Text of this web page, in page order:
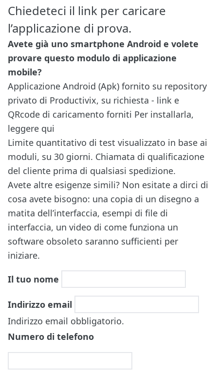
Chiedeteci il link per caricare
l’applicazione di prova.
Avete già uno smartphone Android e volete
provare questo modulo di applicazione
mobile?
Applicazione Android (Apk) fornito su repository
privato di Productivix, su richiesta - link e
QRcode di caricamento forniti Per installarla,
leggere qui
Limite quantitativo di test visualizzato in base ai
moduli, su 30 giorni. Chiamata di qualificazione
del cliente prima di qualsiasi spedizione.
Avete altre esigenze simili? Non esitate a dirci di
cosa avete bisogno: una copia di un disegno a
matita dell’interfaccia, esempi di file di
interfaccia, un video di come funziona un
software obsoleto saranno sufficienti per
iniziare.
Il tuo nome
Indirizzo email
Indirizzo email obbligatorio.
Numero di telefono